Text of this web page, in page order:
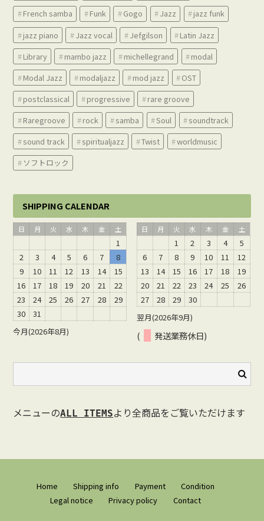
French samba
Funk Gogo Jazz
jazz funk
jazz piano
Jazz vocal Jefgilson
Latin Jazz
Library
mambo jazz michellegrand
modal
Modal Jazz
modaljazz mod jazz
OST
postclassical
progressive
rare groove
Raregroove
rock samba Soul
soundtrack
sound track
spiritualjazz Twist
worldmusic
ソフトロック
SHIPPING CALENDAR
今月(2026年8月)
日 月 火 水 木 金 土
1
2
3 4 5 6 7
8
9
10 11 12 13 14
15
16
17 18 19 20 21
22
23
24 25 26 27 28
29
30
31 翌月(2026年9月)
日 月 火 水 木 金 土
1 2 3 4
5
6
7 8 9 10 11
12
13
14 15 16 17 18
19
20
21 22 23 24 25
26
27
28 29 30
( 発送業務休日)
メニューのALL ITEMSより全商品をご覧いただけます
Home Shipping info Payment
Condition
Legal notice
Privacy policy Contact